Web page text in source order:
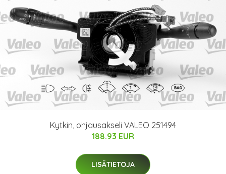
Kytkin, ohjausakseli VALEO 251494
188.93 EUR
LISÄTIETOJA